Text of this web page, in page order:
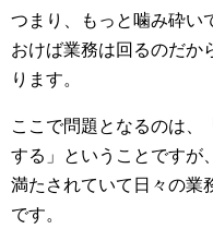
つまり、もっと噛み砕い
おけば業務は回るのだか
ります。
ここで問題となるのは、
する」ということですが
満たされていて日々の業
です。